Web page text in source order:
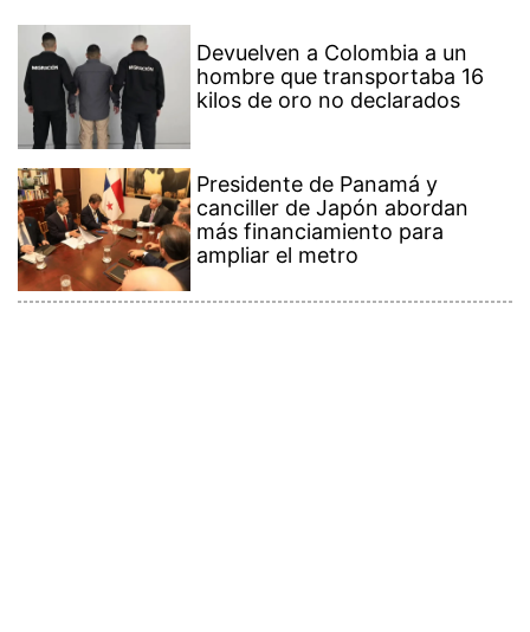
Devuelven a Colombia a un
hombre que transportaba 16
kilos de oro no declarados
Presidente de Panamá y
canciller de Japón abordan
más financiamiento para
ampliar el metro